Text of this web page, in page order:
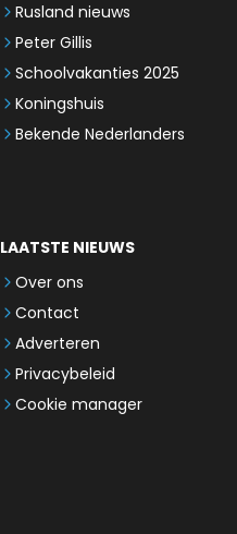
Rusland nieuws
Peter Gillis
Schoolvakanties 2025
Koningshuis
Bekende Nederlanders
LAATSTE NIEUWS
Over ons
Contact
Adverteren
Privacybeleid
Cookie manager